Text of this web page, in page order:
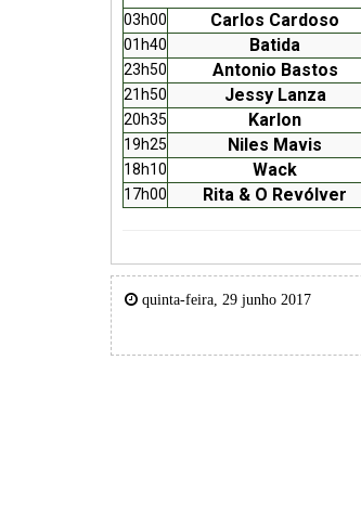
03h00
Carlos Cardoso
01h40 Batida
23h50 Antonio Bastos
21h50 Jessy Lanza
20h35 Karlon
19h25 Niles Mavis
18h10 Wack
17h00 Rita & O Revólver
quinta-feira, 29 junho 2017